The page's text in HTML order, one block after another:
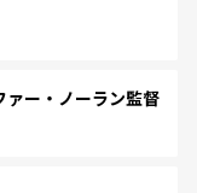
ー・ノーラン監督